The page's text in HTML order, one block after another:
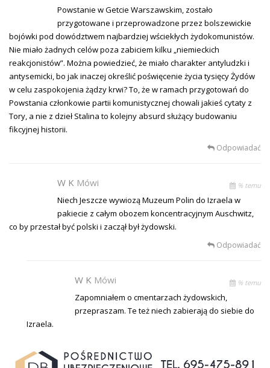
Powstanie w Getcie Warszawskim, zostało
przygotowane i przeprowadzone przez bolszewickie
bojówki pod dowództwem najbardziej wściekłych żydokomunistów.
Nie miało żadnych celów poza zabiciem kilku „niemieckich
reakcjonistów”. Można powiedzieć, że miało charakter antyludzki i
antysemicki, bo jak inaczej określić poświęcenie życia tysięcy Żydów
w celu zaspokojenia żądzy krwi? To, że w ramach przygotowań do
Powstania członkowie partii komunistycznej chowali jakieś cytaty z
Tory, a nie z dzieł Stalina to kolejny absurd służący budowaniu
fikcyjnej historii.
Odpowiadać
W K Mówi % temu
Niech Jeszcze wywiozą Muzeum Polin do Izraela w
pakiecie z całym obozem koncentracyjnym Auschwitz,
co by przestał być polski i zaczął był żydowski.
Odpowiadać
W K Mówi % temu
Zapomniałem o cmentarzach żydowskich,
przepraszam. Te też niech zabierają do siebie do
Izraela.